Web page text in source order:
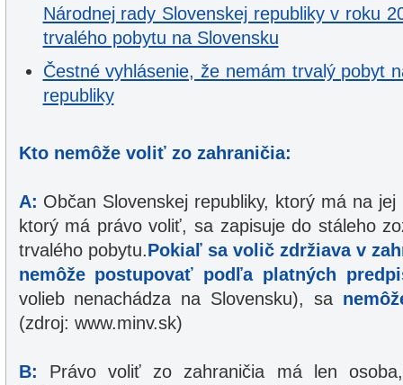
Národnej rady Slovenskej republiky v roku
trvalého pobytu na Slovensku
Čestné vyhlásenie, že nemám trvalý pobyt
republiky
Kto nemôže voliť zo zahraničia:
A: Občan Slovenskej republiky, ktorý má na
ktorý má právo voliť, sa zapisuje do stáleho
trvalého pobytu.Pokiaľ sa volič zdržiava v
nemôže postupovať podľa platných
volieb nenachádza na Slovensku), sa
(zdroj: www.minv.sk)
B: Právo voliť zo zahraničia má len